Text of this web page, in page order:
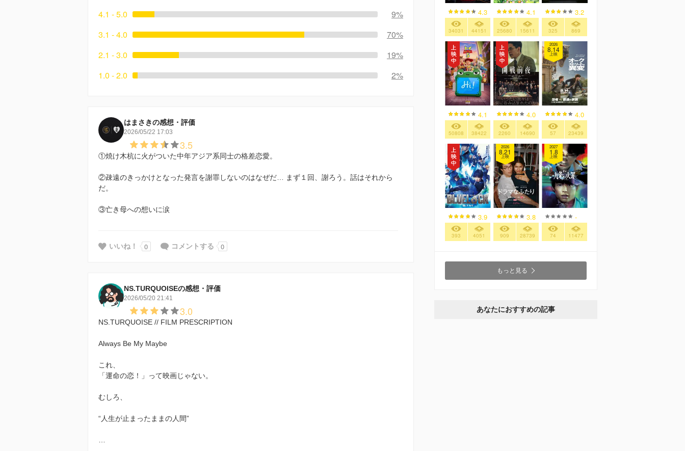
4.1 - 5.0
9%
3.1 - 4.0
70%
2.1 - 3.0
19%
1.0 - 2.0
2%
はまさきの感想・評価
2026/05/22 17:03
3.5
①焼け木杭に火がついた中年アジア系同士の格差恋愛。
②疎遠のきっかけとなった発言を謝罪しないのはなぜだ… まず１回、謝ろう。話はそれから
だ。
③亡き母への想いに涙
いいね！ 0 コメントする 0
NS.TURQUOISEの感想・評価
2026/05/20 21:41
3.0
NS.TURQUOISE // FILM PRESCRIPTION
Always Be My Maybe
これ、
「運命の恋！」って映画じゃない。
むしろ、
“人生が止まったままの人間”
4.3
34031 44151
4.1
25680 15611
3.2
325 869
4.1
50808 38422
4.0
2260 14690
2026
8.14
上映
4.0
57 23439
3.9
393 4051
2026
8.21
上映
3.8
909 28739
2027
1.8
上映
-
74 11477
もっと見る
あなたにおすすめの記事